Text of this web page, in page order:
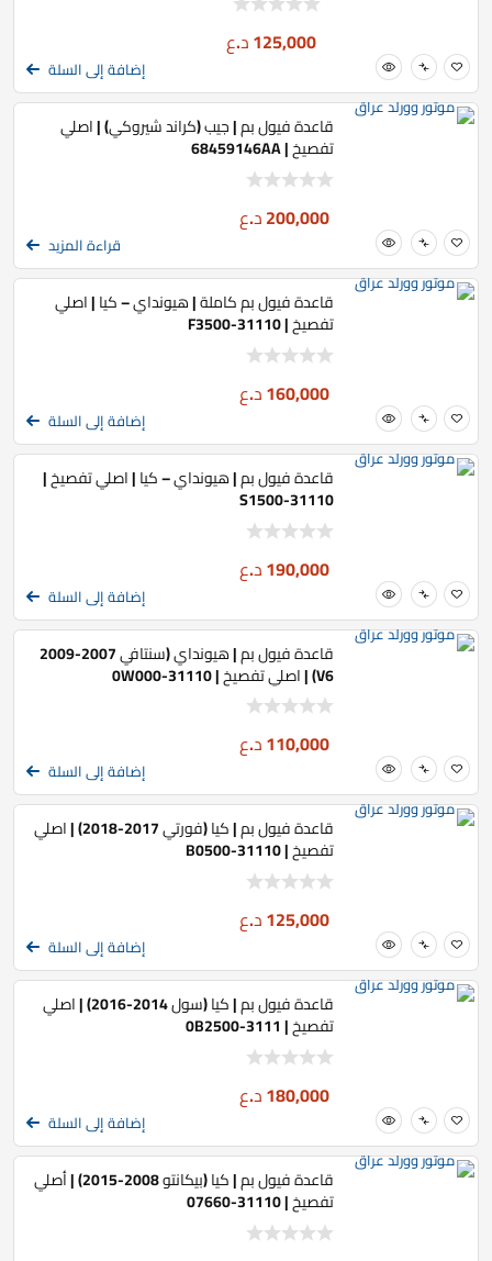
125,000د.ع
إضافة إلى السلة
قاعدة فيول بم | جيب (كراند شيروكي) | اصلي
تفصيخ | 68459146AA
200,000د.ع
قراءة المزيد
قاعدة فيول بم كاملة | هيونداي – كيا | اصلي
تفصيخ | 31110-F3500
160,000د.ع
إضافة إلى السلة
قاعدة فيول بم | هيونداي – كيا | اصلي تفصيخ |
31110-S1500
190,000د.ع
إضافة إلى السلة
قاعدة فيول بم | هيونداي (سنتافي 2007-2009
V6) | اصلي تفصيخ | 31110-0W000
110,000د.ع
إضافة إلى السلة
قاعدة فيول بم | كيا (فورتي 2017-2018) | اصلي
تفصيخ | 31110-B0500
125,000د.ع
إضافة إلى السلة
قاعدة فيول بم | كيا (سول 2014-2016) | اصلي
تفصيخ | 3111-0B2500
180,000د.ع
إضافة إلى السلة
قاعدة فيول بم | كيا (بيكانتو 2008-2015) | أصلي
تفصيخ | 31110-07660